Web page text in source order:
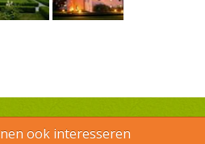
ook interesseren